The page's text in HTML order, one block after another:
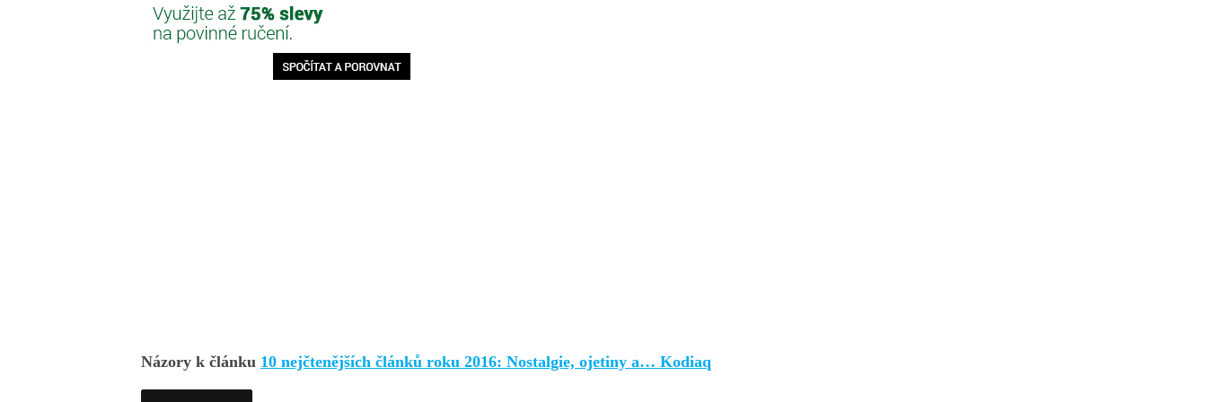
Názory k článku 10 nejčtenějších článků roku 2016: Nostalgie, ojetiny a… Kodiaq